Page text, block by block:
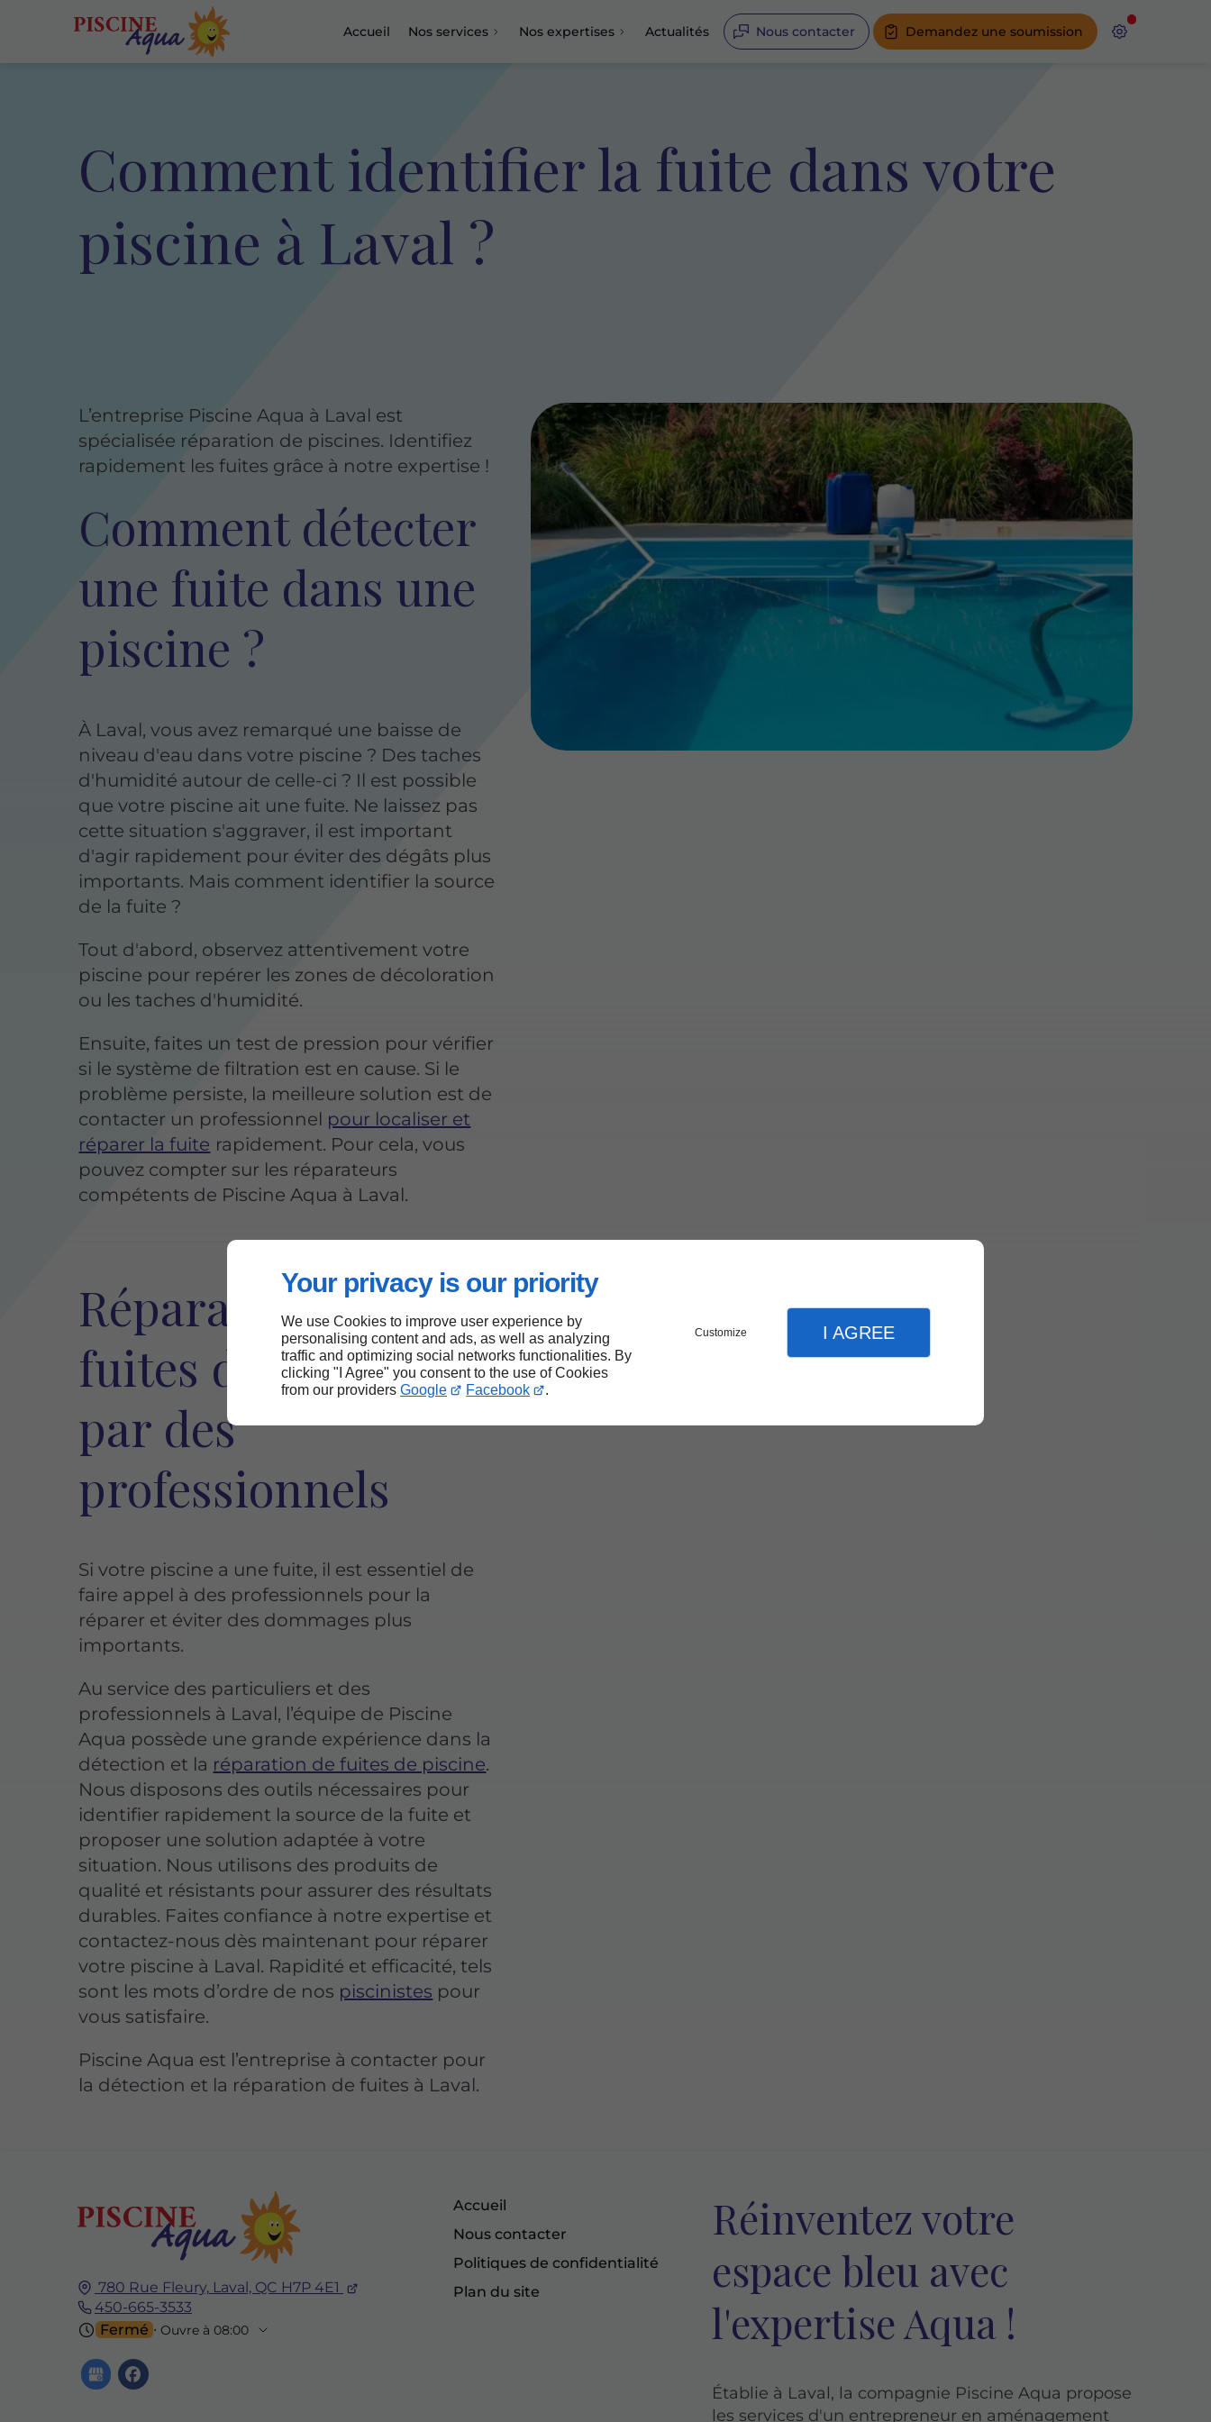
Your privacy is our priority
We use Cookies to improve user experience by
personalising content and ads, as well as analyzing
traffic and optimizing social networks functionalities. By
clicking "I Agree" you consent to the use of Cookies
from our providers Google Facebook .
Customize I AGREE
Accueil Nos services Nos expertises Actualités Nous contacter Demandez une soumission
Comment identifier la fuite dans votre
piscine à Laval ?
L’entreprise Piscine Aqua à Laval est
spécialisée réparation de piscines. Identifiez
rapidement les fuites grâce à notre expertise !
Comment détecter
une fuite dans une
piscine ?
À Laval, vous avez remarqué une baisse de
niveau d'eau dans votre piscine ? Des taches
d'humidité autour de celle-ci ? Il est possible
que votre piscine ait une fuite. Ne laissez pas
cette situation s'aggraver, il est important
d'agir rapidement pour éviter des dégâts plus
importants. Mais comment identifier la source
de la fuite ?
Tout d'abord, observez attentivement votre
piscine pour repérer les zones de décoloration
ou les taches d'humidité.
Ensuite, faites un test de pression pour vérifier
si le système de filtration est en cause. Si le
problème persiste, la meilleure solution est de
contacter un professionnel pour localiser et
réparer la fuite rapidement. Pour cela, vous
pouvez compter sur les réparateurs
compétents de Piscine Aqua à Laval.
Réparation de
fuites de piscine
par des
professionnels
Si votre piscine a une fuite, il est essentiel de
faire appel à des professionnels pour la
réparer et éviter des dommages plus
importants.
Au service des particuliers et des
professionnels à Laval, l’équipe de Piscine
Aqua possède une grande expérience dans la
détection et la réparation de fuites de piscine.
Nous disposons des outils nécessaires pour
identifier rapidement la source de la fuite et
proposer une solution adaptée à votre
situation. Nous utilisons des produits de
qualité et résistants pour assurer des résultats
durables. Faites confiance à notre expertise et
contactez-nous dès maintenant pour réparer
votre piscine à Laval. Rapidité et efficacité, tels
sont les mots d’ordre de nos piscinistes pour
vous satisfaire.
Piscine Aqua est l’entreprise à contacter pour
la détection et la réparation de fuites à Laval.
780 Rue Fleury, Laval, QC H7P 4E1
450-665-3533
Fermé ⋅ Ouvre à 08:00
Accueil
Nous contacter
Politiques de confidentialité
Plan du site
Réinventez votre
espace bleu avec
l'expertise Aqua !
Établie à Laval, la compagnie Piscine Aqua propose
les services d'un entrepreneur en aménagement